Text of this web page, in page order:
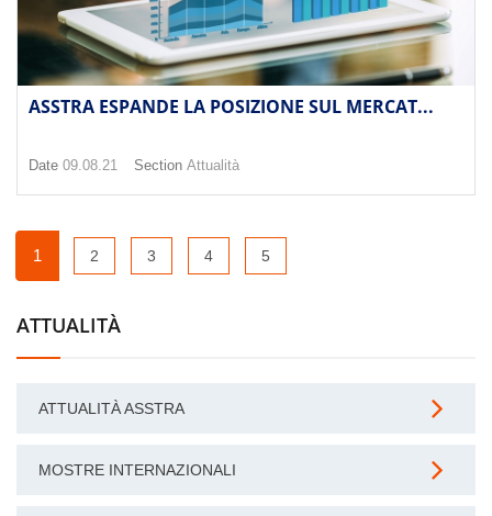
ASSTRA ESPANDE LA POSIZIONE SUL MERCAT...
Date 09.08.21 Section Attualità
1 2 3 4 5
ATTUALITÀ
ATTUALITÀ ASSTRA
MOSTRE INTERNAZIONALI